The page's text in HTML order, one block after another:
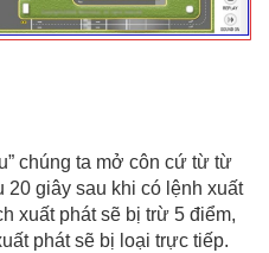
chúng ta mở côn cứ từ từ
20 giây sau khi có lệnh xuất
xuất phát sẽ bị trừ 5 điểm,
phát sẽ bị loại trực tiếp.